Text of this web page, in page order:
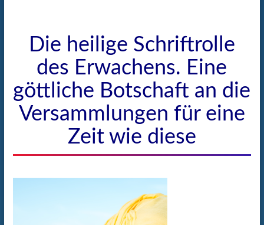
Die heilige Schriftrolle
des Erwachens. Eine
göttliche Botschaft an die
Versammlungen für eine
Zeit wie diese